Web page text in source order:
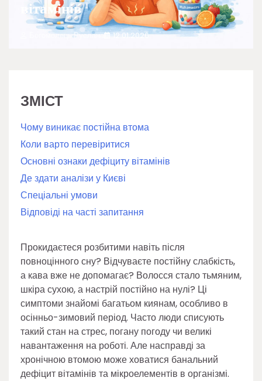
вітамінів
Богомолець Руслана 12.01.2026
ЗМІСТ
Чому виникає постійна втома
Коли варто перевіритися
Основні ознаки дефіциту вітамінів
Де здати аналізи у Києві
Спеціальні умови
Відповіді на часті запитання
Прокидаєтеся розбитими навіть після
повноцінного сну? Відчуваєте постійну слабкість,
а кава вже не допомагає? Волосся стало тьмяним,
шкіра сухою, а настрій постійно на нулі? Ці
симптоми знайомі багатьом киянам, особливо в
осінньо-зимовий період. Часто люди списують
такий стан на стрес, погану погоду чи великі
навантаження на роботі. Але насправді за
хронічною втомою може ховатися банальний
дефіцит вітамінів та мікроелементів в організмі.